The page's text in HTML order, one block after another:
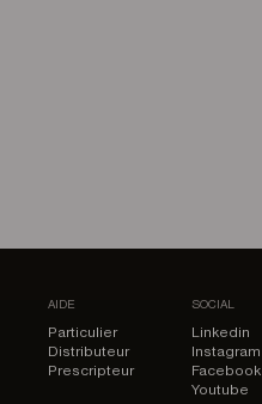
AIDE
Particulier
Distributeur
Prescripteur
SOCIAL
Linkedin
Instagram
Facebook
Youtube